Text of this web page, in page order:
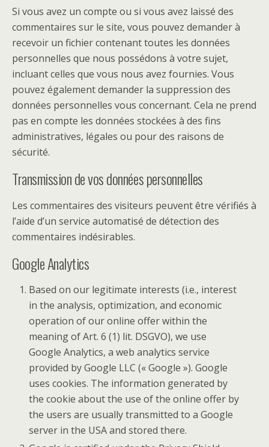
Si vous avez un compte ou si vous avez laissé des
commentaires sur le site, vous pouvez demander à
recevoir un fichier contenant toutes les données
personnelles que nous possédons à votre sujet,
incluant celles que vous nous avez fournies. Vous
pouvez également demander la suppression des
données personnelles vous concernant. Cela ne prend
pas en compte les données stockées à des fins
administratives, légales ou pour des raisons de
sécurité.
Transmission de vos données personnelles
Les commentaires des visiteurs peuvent être vérifiés à
l’aide d’un service automatisé de détection des
commentaires indésirables.
Google Analytics
Based on our legitimate interests (i.e., interest
in the analysis, optimization, and economic
operation of our online offer within the
meaning of Art. 6 (1) lit. DSGVO), we use
Google Analytics, a web analytics service
provided by Google LLC (« Google »). Google
uses cookies. The information generated by
the cookie about the use of the online offer by
the users are usually transmitted to a Google
server in the USA and stored there.